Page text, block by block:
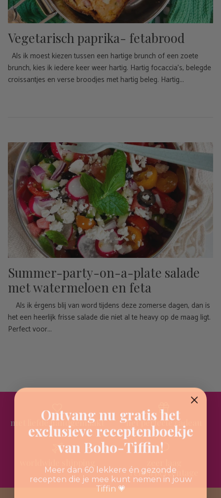
Vegetarisch paprika- fetabrood
Als ik moest kiezen tussen een hartige brunch of een zoete
brunch, kies ik iedere keer weer hartig. Hartig focaccia's, belegde
croissantjes en verse broodjes met hartig beleg. Hartig...
Summer-party-on-a-plate salade
met watermeloen en feta
Als ik érgens blij van word tijdens deze zomerse dagen, dan is
het een heerlijk frisse salade die niet al te heavy op de maag ligt.
Perfect voor...
met liefde handgemaakt het perfecte cadeau
retourpercentage
Ontvang nu gratis het
exclusieve receptenboekje
van Boho-Tiffin!
Meer dan 60 lekkere én gezonde
recepten die je mee kunt nemen in jouw
Tiffin 💗